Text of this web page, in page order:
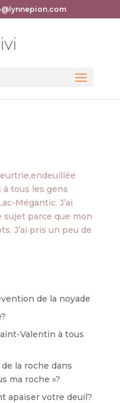
tous les gens
Mégantic. J’ai
sujet parce que mon
J’ai pris un peu de
de la noyade
Valentin à tous
la roche dans
ma roche »?
apaiser votre deuil?